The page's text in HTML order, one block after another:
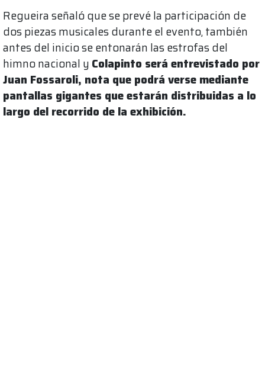
Regueira señaló que se prevé la participación de
dos piezas musicales durante el evento, también
antes del inicio se entonarán las estrofas del
himno nacional y Colapinto será entrevistado por
Juan Fossaroli, nota que podrá verse mediante
pantallas gigantes que estarán distribuidas a lo
largo del recorrido de la exhibición.